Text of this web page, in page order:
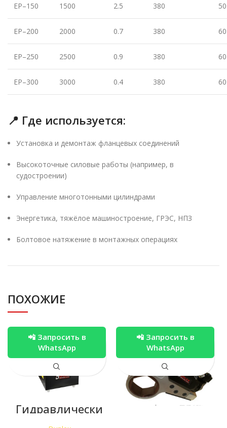
EP–150 1500 2.5 380 50
EP–200 2000 0.7 380 60
EP–250 2500 0.9 380 60
EP–300 3000 0.4 380 60
📍 Где используется:
Установка и демонтаж фланцевых соединений
Высокоточные силовые работы (например, в
судостроении)
Управление многотонными цилиндрами
Энергетика, тяжёлое машиностроение, ГРЭС, НПЗ
Болтовое натяжение в монтажных операциях
ПОХОЖИЕ
Гидравлически
й насос DUPLEX
📲 Запросить в
WhatsApp
📲 Запросить в
WhatsApp